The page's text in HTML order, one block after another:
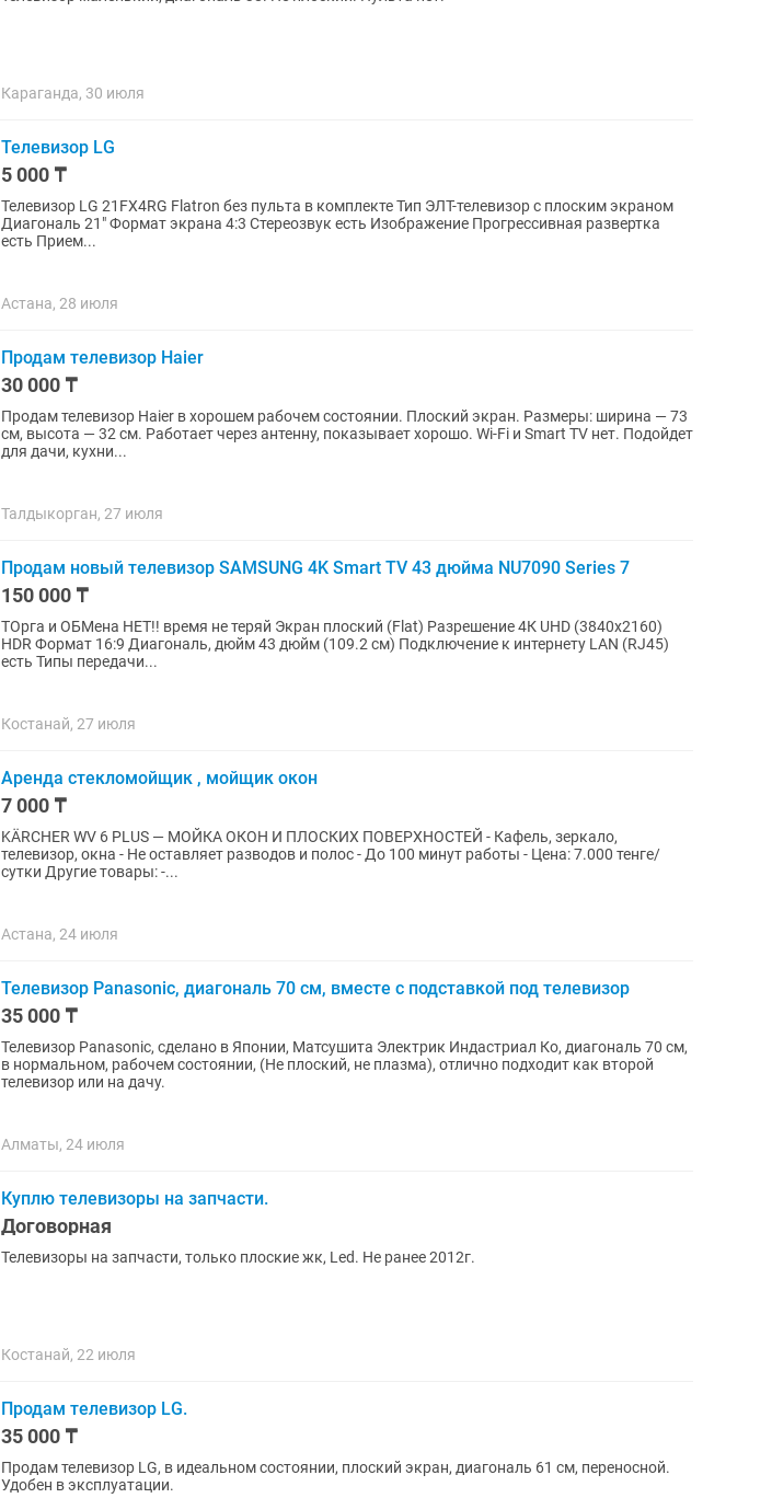
Караганда, 30 июля
Телевизор LG
5 000 ₸
Телевизор LG 21FX4RG Flatron без пульта в комплекте Тип ЭЛТ-телевизор с плоским экраном
Диагональ 21" Формат экрана 4:3 Стереозвук есть Изображение Прогрессивная развертка
есть Прием...
Астана, 28 июля
Продам телевизор Haier
30 000 ₸
Продам телевизор Haier в хорошем рабочем состоянии. Плоский экран. Размеры: ширина — 73
см, высота — 32 см. Работает через антенну, показывает хорошо. Wi-Fi и Smart TV нет. Подойдет
для дачи, кухни...
Талдыкорган, 27 июля
Продам новый телевизор SAMSUNG 4K Smart TV 43 дюйма NU7090 Series 7
150 000 ₸
ТОрга и ОБМена НЕТ!! время не теряй Экран плоский (Flat) Разрешение 4К UHD (3840x2160)
HDR Формат 16:9 Диагональ, дюйм 43 дюйм (109.2 см) Подключение к интернету LAN (RJ45)
есть Типы передачи...
Костанай, 27 июля
Аренда стекломойщик , мойщик окон
7 000 ₸
KÄRCHER WV 6 PLUS — МОЙКА ОКОН И ПЛОСКИХ ПОВЕРХНОСТЕЙ - Кафель, зеркало,
телевизор, окна - Не оставляет разводов и полос - До 100 минут работы - Цена: 7.000 тенге/
сутки Другие товары: -...
Астана, 24 июля
Телевизор Panasonic, диагональ 70 см, вместе с подставкой под телевизор
35 000 ₸
Телевизор Panasonic, сделано в Японии, Матсушита Электрик Индастриал Ко, диагональ 70 см,
в нормальном, рабочем состоянии, (Не плоский, не плазма), отлично подходит как второй
телевизор или на дачу.
Алматы, 24 июля
Куплю телевизоры на запчасти.
Договорная
Телевизоры на запчасти, только плоские жк, Led. Не ранее 2012г.
Костанай, 22 июля
Продам телевизор LG.
35 000 ₸
Продам телевизор LG, в идеальном состоянии, плоский экран, диагональ 61 см, переносной.
Удобен в эксплуатации.